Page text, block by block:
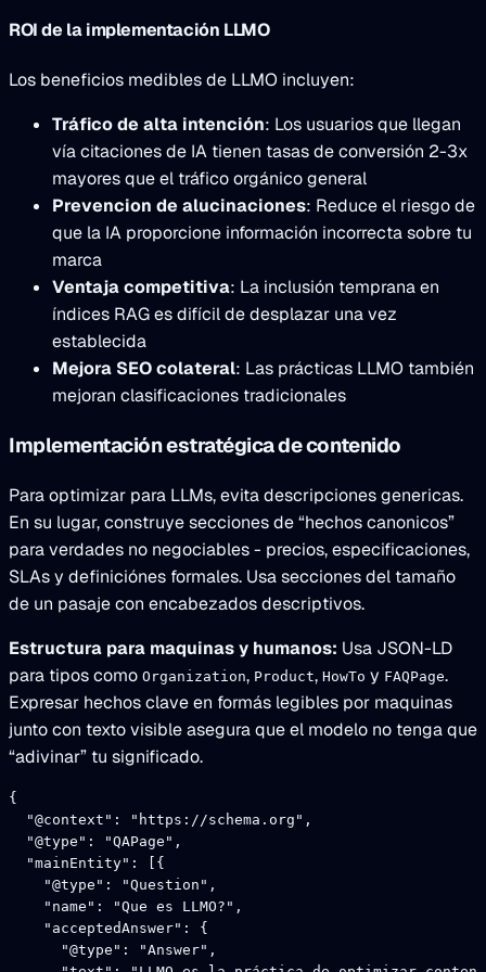
ROI de la implementación LLMO
Los beneficios medibles de LLMO incluyen:
Tráfico de alta intención: Los usuarios que llegan
vía citaciones de IA tienen tasas de conversión 2-3x
mayores que el tráfico orgánico general
Prevencion de alucinaciones: Reduce el riesgo de
que la IA proporcione información incorrecta sobre tu
marca
Ventaja competitiva: La inclusión temprana en
índices RAG es difícil de desplazar una vez
establecida
Mejora SEO colateral: Las prácticas LLMO también
mejoran clasificaciones tradicionales
Implementación estratégica de contenido
Para optimizar para LLMs, evita descripciones genericas.
En su lugar, construye secciones de “hechos canonicos”
para verdades no negociables - precios, especificaciones,
SLAs y definiciónes formales. Usa secciones del tamaño
de un pasaje con encabezados descriptivos.
Estructura para maquinas y humanos: Usa JSON-LD
para tipos como Organization, Product, HowTo y FAQPage.
Expresar hechos clave en formás legibles por maquinas
junto con texto visible asegura que el modelo no tenga que
“adivinar” tu significado.
{
  "@context"
: "https://schema.org" ,
  "@type"
: "QAPage" ,
  "mainEntity"
: [{
    "@type"
: "Question" ,
    "name"
: "Que es LLMO?" ,
    "acceptedAnswer"
: {
      "@type"
: "Answer" ,